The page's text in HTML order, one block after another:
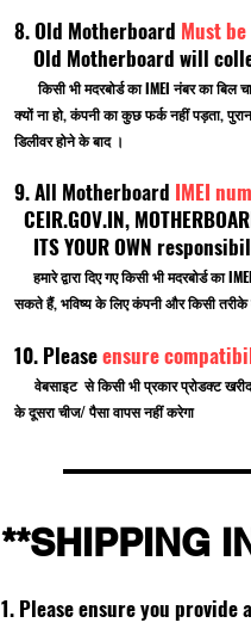
8. Old Motherboard Must
Old Motherboard will
किसी भी मदरबोर्ड का IMEI नंबर का
क्यों ना हो, कंपनी का कुछ फर्क नहीं पड़ता,
डिलीवर होने के बाद ।
9. All Motherboard IMEI
CEIR.GOV.IN,
ITS YOUR OWN
हमारे द्वारा दिए गए किसी भी मदरबोर्ड
सकते हैं, भविष्य के लिए कंपनी और किसी तरीके
10. Pleaseensure
वेबसाइट से किसी भी प्रकार प्रोडक्ट
के दूसरा चीज/ पैसा वापस नहीं करेगा
**SHIPPING
1. Please ensure you